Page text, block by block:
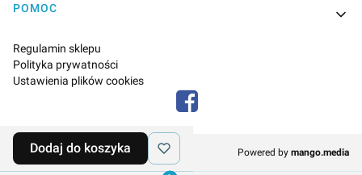
POMOC
Regulamin sklepu
Polityka prywatności
Ustawienia plików cookies
© MagazynCzystosci 2026 Powered by mango.media
Dodaj do koszyka